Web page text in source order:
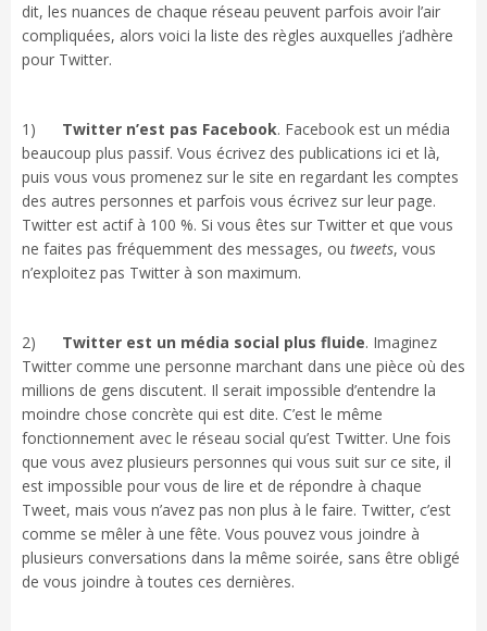
dit, les nuances de chaque réseau peuvent parfois avoir l’air
compliquées, alors voici la liste des règles auxquelles j’adhère
pour Twitter.
1) Twitter n’est pas Facebook. Facebook est un média
beaucoup plus passif. Vous écrivez des publications ici et là,
puis vous vous promenez sur le site en regardant les comptes
des autres personnes et parfois vous écrivez sur leur page.
Twitter est actif à 100 %. Si vous êtes sur Twitter et que vous
ne faites pas fréquemment des messages, ou tweets, vous
n’exploitez pas Twitter à son maximum.
2) Twitter est un média social plus fluide. Imaginez
Twitter comme une personne marchant dans une pièce où des
millions de gens discutent. Il serait impossible d’entendre la
moindre chose concrète qui est dite. C’est le même
fonctionnement avec le réseau social qu’est Twitter. Une fois
que vous avez plusieurs personnes qui vous suit sur ce site, il
est impossible pour vous de lire et de répondre à chaque
Tweet, mais vous n’avez pas non plus à le faire. Twitter, c’est
comme se mêler à une fête. Vous pouvez vous joindre à
plusieurs conversations dans la même soirée, sans être obligé
de vous joindre à toutes ces dernières.